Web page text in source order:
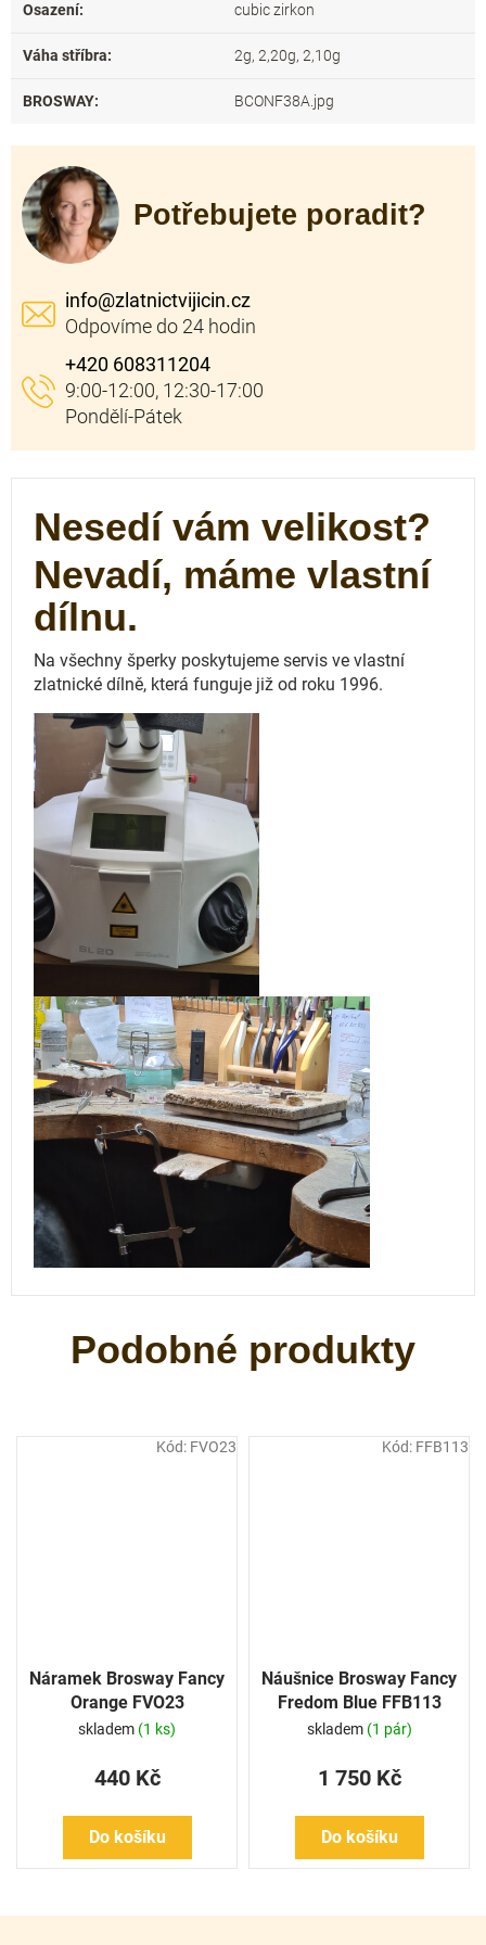
Osazení: cubic zirkon
Váha stříbra: 2g, 2,20g, 2,10g
BROSWAY: BCONF38A.jpg
Potřebujete poradit?
info@zlatnictvijicin.cz
+420 608311204
Náramek Brosway Fancy
Orange FVO23
skladem (1 ks)
440 Kč
Do košíku
Kód: FVO23
Náušnice Brosway Fancy
Fredom Blue FFB113
skladem (1 pár)
1 750 Kč
Do košíku
Kód: FFB113
Nesedí vám velikost?
Nevadí, máme vlastní
dílnu.
Na všechny šperky poskytujeme servis ve vlastní
zlatnické dílně, která funguje již od roku 1996.